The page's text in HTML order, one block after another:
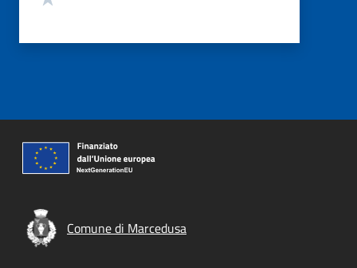
Comune di Marcedusa